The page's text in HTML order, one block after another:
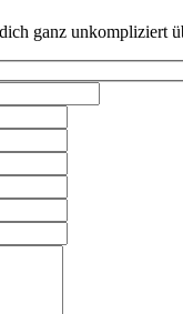
ganz unkompliziert